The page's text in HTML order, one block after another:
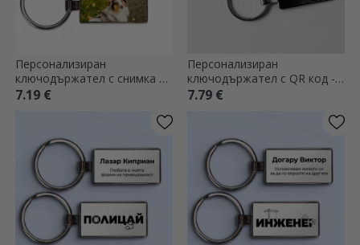
Персонализиран
ключодържател с снимка и
текст - Животни
7.19 €
Персонализиран
ключодържател с QR код -
модел футбол
7.79 €